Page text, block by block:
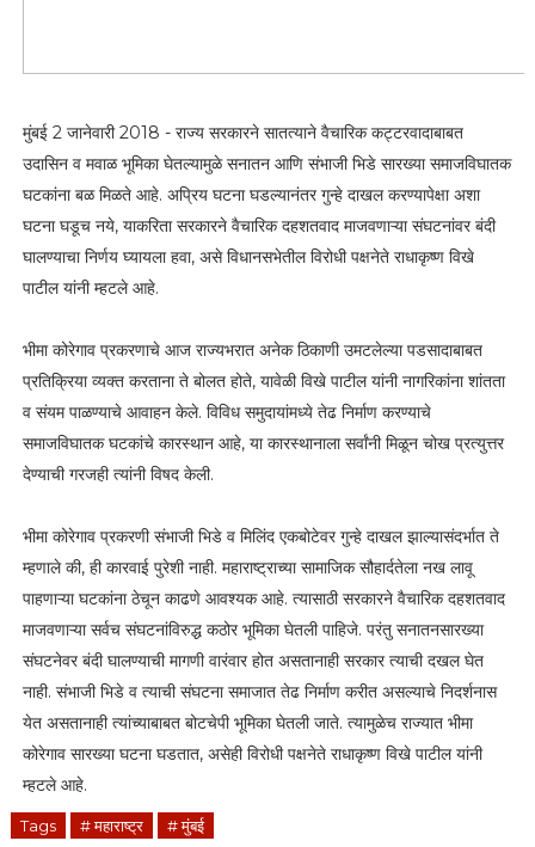
मुंबई 2 जानेवारी 2018 - राज्य सरकारने सातत्याने वैचारिक कट्टरवादाबाबत
उदासिन व मवाळ भूमिका घेतल्यामुळे सनातन आणि संभाजी भिडे सारख्या समाजविघातक
घटकांना बळ मिळते आहे. अप्रिय घटना घडल्यानंतर गुन्हे दाखल करण्यापेक्षा अशा
घटना घडूच नये, याकरिता सरकारने वैचारिक दहशतवाद माजवणाऱ्या संघटनांवर बंदी
घालण्याचा निर्णय घ्यायला हवा, असे विधानसभेतील विरोधी पक्षनेते राधाकृष्ण विखे
पाटील यांनी म्हटले आहे.
भीमा कोरेगाव प्रकरणाचे आज राज्यभरात अनेक ठिकाणी उमटलेल्या पडसादाबाबत
प्रतिक्रिया व्यक्त करताना ते बोलत होते, यावेळी विखे पाटील यांनी नागरिकांना शांतता
व संयम पाळण्याचे आवाहन केले. विविध समुदायांमध्ये तेढ निर्माण करण्याचे
समाजविघातक घटकांचे कारस्थान आहे, या कारस्थानाला सर्वांनी मिळून चोख प्रत्युत्तर
देण्याची गरजही त्यांनी विषद केली.
भीमा कोरेगाव प्रकरणी संभाजी भिडे व मिलिंद एकबोटेवर गुन्हे दाखल झाल्यासंदर्भात ते
म्हणाले की, ही कारवाई पुरेशी नाही. महाराष्ट्राच्या सामाजिक सौहार्दतेला नख लावू
पाहणाऱ्या घटकांना ठेचून काढणे आवश्यक आहे. त्यासाठी सरकारने वैचारिक दहशतवाद
माजवणाऱ्या सर्वच संघटनांविरुद्ध कठोर भूमिका घेतली पाहिजे. परंतु सनातनसारख्या
संघटनेवर बंदी घालण्याची मागणी वारंवार होत असतानाही सरकार त्याची दखल घेत
नाही. संभाजी भिडे व त्याची संघटना समाजात तेढ निर्माण करीत असल्याचे निदर्शनास
येत असतानाही त्यांच्याबाबत बोटचेपी भूमिका घेतली जाते. त्यामुळेच राज्यात भीमा
कोरेगाव सारख्या घटना घडतात, असेही विरोधी पक्षनेते राधाकृष्ण विखे पाटील यांनी
म्हटले आहे.
Tags # महाराष्ट्र # मुंबई